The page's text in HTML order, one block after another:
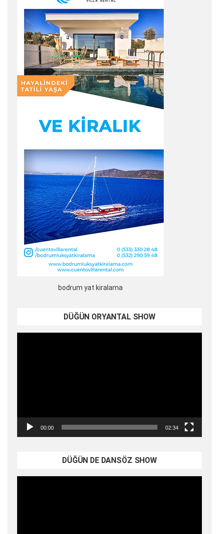
bodrum yat kiralama
DÜĞÜN ORYANTAL SHOW
00:00 02:34
DÜĞÜN DE DANSÖZ SHOW